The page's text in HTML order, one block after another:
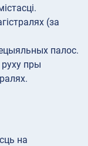
(за
палос.
пры
на